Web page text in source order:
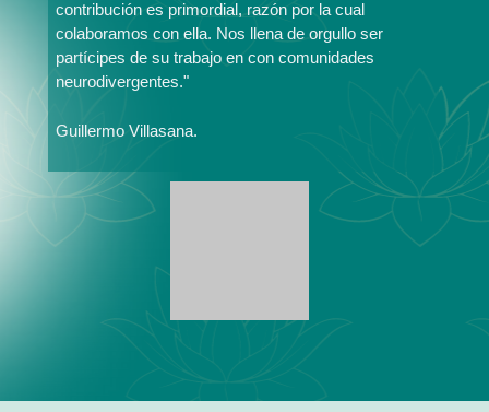
contribución es primordial, razón por la cual
colaboramos con ella. Nos llena de orgullo ser
partícipes de su trabajo en con comunidades
neurodivergentes."
Guillermo Villasana.